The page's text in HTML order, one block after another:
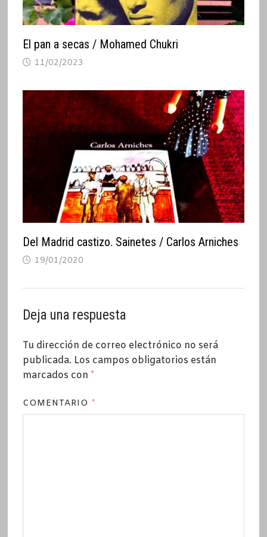
El pan a secas / Mohamed Chukri
11/02/2023
Del Madrid castizo. Sainetes / Carlos Arniches
19/01/2020
Deja una respuesta
Tu dirección de correo electrónico no será
publicada. Los campos obligatorios están
marcados con *
COMENTARIO *